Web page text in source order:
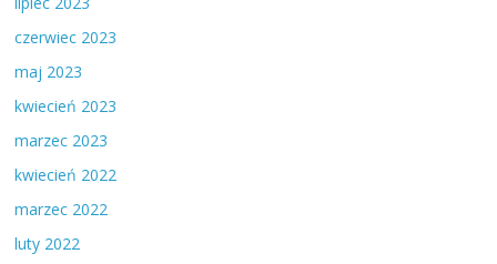
czerwiec 2023
maj 2023
kwiecień 2023
marzec 2023
kwiecień 2022
marzec 2022
luty 2022